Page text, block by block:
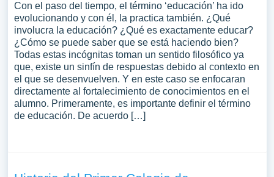
Con el paso del tiempo, el término ‘educación’ ha ido
evolucionando y con él, la practica también. ¿Qué
involucra la educación? ¿Qué es exactamente educar?
¿Cómo se puede saber que se está haciendo bien?
Todas estas incógnitas toman un sentido filosófico ya
que, existe un sinfín de respuestas debido al contexto en
el que se desenvuelven. Y en este caso se enfocaran
directamente al fortalecimiento de conocimientos en el
alumno. Primeramente, es importante definir el término
de educación. De acuerdo […]